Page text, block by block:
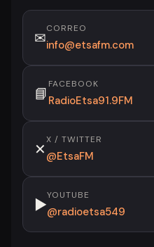
✉
CORREO
info@etsafm.com
📘
FACEBOOK
RadioEtsa91.9FM
✕
X / TWITTER
@EtsaFM
▶
YOUTUBE
@radioetsa549